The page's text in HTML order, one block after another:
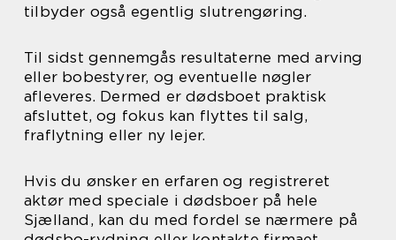
tilbyder også egentlig slutrengøring.
Til sidst gennemgås resultaterne med arving
eller bobestyrer, og eventuelle nøgler
afleveres. Dermed er dødsboet praktisk
afsluttet, og fokus kan flyttes til salg,
fraflytning eller ny lejer.
Hvis du ønsker en erfaren og registreret
aktør med speciale i dødsboer på hele
Sjælland, kan du med fordel se nærmere på